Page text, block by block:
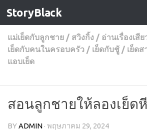
Skip to content
StoryBlack
แม่เย็ดกับลูกชาย / สวิงกิ้ง / อ่านเรื่องเสีย
เย็ดกับคนในครอบครัว / เย็ดกับชู้ / เย็ด
แอบเย็ด
สอนลูกชายให้ลองเย็ดหี
BYADMIN · พฤษภาคม 29, 2024